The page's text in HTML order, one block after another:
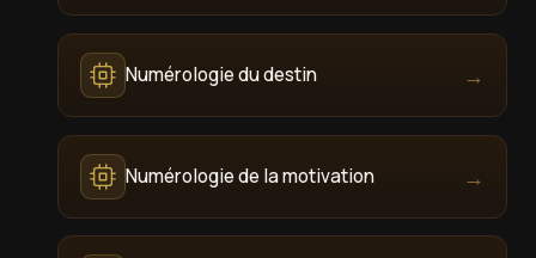
Numérologie du destin →
Numérologie de la motivation →